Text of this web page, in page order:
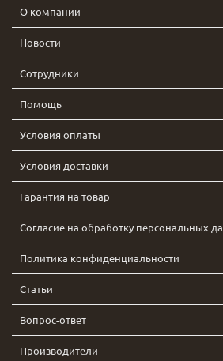
О компании
Новости
Сотрудники
Помощь
Условия оплаты
Условия доставки
Гарантия на товар
Согласие на обработку персональных
Политика конфиденциальности
Статьи
Вопрос-ответ
Производители